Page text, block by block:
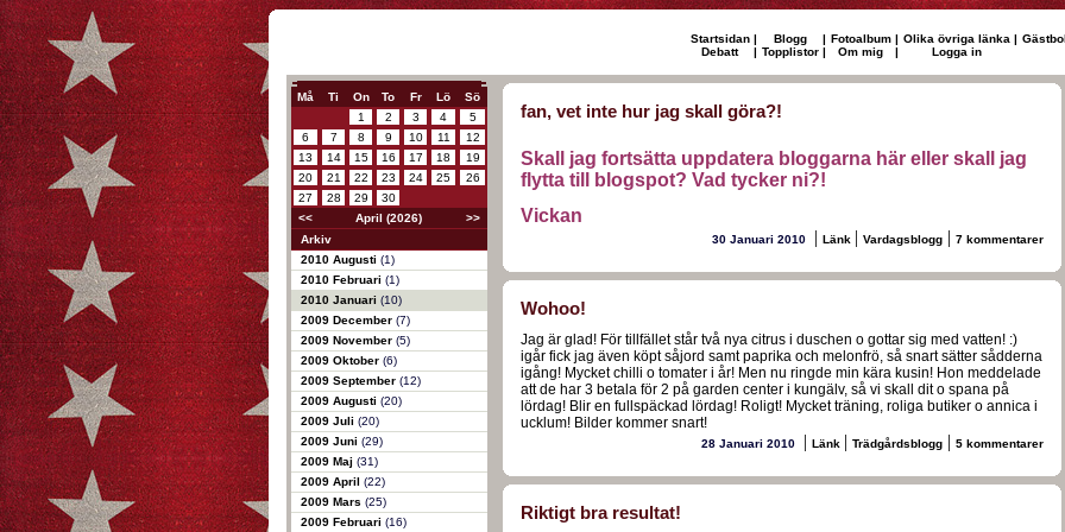
Startsidan | Blogg | Fotoalbum | Olika övriga länka |
Debatt
| Topplistor | Om mig | Logga in
Må Ti On To Fr Lö
Sö
1
2 3 4
5
6
7 8 9 10 11
12
13
14 15 16 17 18
19
20
21 22 23 24 25
26
27
28 29
30
<<
April (2026)
>>
Arkiv
2010 Augusti (1)
2010 Februari (1)
2010 Januari (10)
2009 December (7)
2009 November (5)
2009 Oktober (6)
2009 September (12)
2009 Augusti (20)
2009 Juli (20)
2009 Juni (29)
2009 Maj (31)
2009 April (22)
2009 Mars (25)
2009 Februari (16)
fan, vet inte hur jag skall göra?!
Skall jag fortsätta uppdatera bloggarna här eller skall jag
flytta till blogspot? Vad tycker ni?!
Vickan
30 Januari 2010 | Länk | Vardagsblogg| 7 kommentarer
Wohoo!
Jag är glad! För tillfället står två nya citrus i duschen o gottar sig med vatten! :)
igår fick jag även köpt såjord samt paprika och melonfrö, så snart sätter sådderna
igång! Mycket chilli o tomater i år! Men nu ringde min kära kusin! Hon meddelade
att de har 3 betala för 2 på garden center i kungälv, så vi skall dit o spana på
lördag! Blir en fullspäckad lördag! Roligt! Mycket träning, roliga butiker o annica i
ucklum! Bilder kommer snart!
28 Januari 2010 | Länk | Trädgårdsblogg| 5 kommentarer
Riktigt bra resultat!